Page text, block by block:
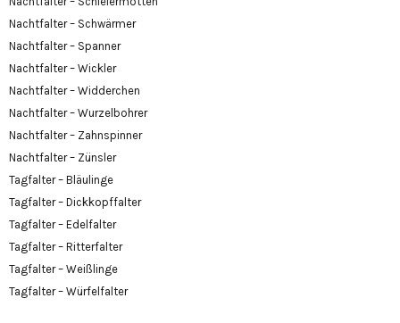
Nachtfalter – Schwärmer
Nachtfalter – Spanner
Nachtfalter – Wickler
Nachtfalter – Widderchen
Nachtfalter – Wurzelbohrer
Nachtfalter – Zahnspinner
Nachtfalter – Zünsler
Tagfalter – Bläulinge
Tagfalter – Dickkopffalter
Tagfalter – Edelfalter
Tagfalter – Ritterfalter
Tagfalter – Weißlinge
Tagfalter – Würfelfalter